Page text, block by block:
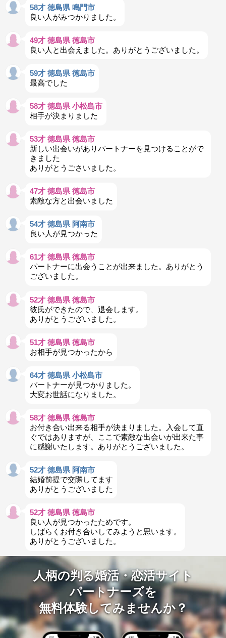
58才 徳島県 鳴門市
良い人がみつかりました。
49才 徳島県 徳島市
良い人と出会えました。ありがとうございました。
59才 徳島県 徳島市
最高でした
58才 徳島県 小松島市
相手が決まりました
53才 徳島県 徳島市
新しい出会いがありパートナーを見つけることがで
きました
ありがとうごさいました。
47才 徳島県 徳島市
素敵な方と出会いました
54才 徳島県 阿南市
良い人が見つかった
61才 徳島県 徳島市
パートナーに出会うことが出来ました。ありがとう
ございました。
52才 徳島県 徳島市
彼氏ができたので、退会します。
ありがとうございました。
51才 徳島県 徳島市
お相手が見つかったから
64才 徳島県 小松島市
パートナーが見つかりました。
大変お世話になりました。
58才 徳島県 徳島市
お付き合い出来る相手が決まりました。入会して直
ぐではありますが、ここで素敵な出会いが出来た事
に感謝いたします。ありがとうございました。
52才 徳島県 阿南市
結婚前提で交際してます
ありがとうございました
52才 徳島県 徳島市
良い人が見つかったためです。
しばらくお付き合いしてみようと思います。
ありがとうございました。
人柄の判る婚活・恋活サイト
パートナーズを
無料体験してみませんか？